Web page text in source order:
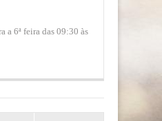
a 6ª feira das 09:30 às